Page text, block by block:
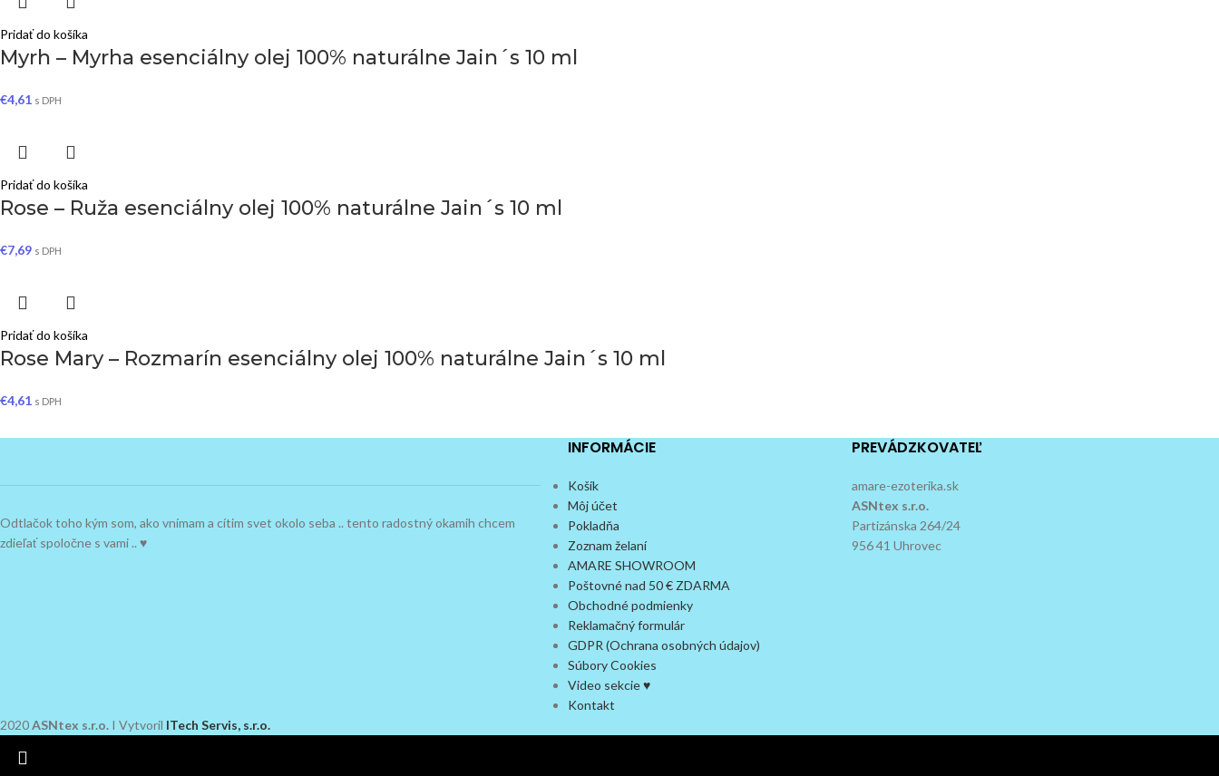
Pridať do košíka
Myrh – Myrha esenciálny olej 100% naturálne Jain´s 10 ml
€4,61 s DPH
Pridať do košíka
Rose – Ruža esenciálny olej 100% naturálne Jain´s 10 ml
€7,69 s DPH
Pridať do košíka
Rose Mary – Rozmarín esenciálny olej 100% naturálne Jain´s 10 ml
€4,61 s DPH
Odtlačok toho kým som, ako vnímam a cítim svet okolo seba .. tento radostný okamih chcem
zdieľať spoločne s vami .. ♥
INFORMÁCIE
Košík
Môj účet
Pokladňa
Zoznam želaní
AMARE SHOWROOM
Poštovné nad 50 € ZDARMA
Obchodné podmienky
Reklamačný formulár
GDPR (Ochrana osobných údajov)
Súbory Cookies
Video sekcie ♥
Kontakt
PREVÁDZKOVATEĽ
amare-ezoterika.sk
ASNtex s.r.o.
Partizánska 264/24
956 41 Uhrovec
2020ASNtex s.r.o. I Vytvoril ITech Servis, s.r.o.